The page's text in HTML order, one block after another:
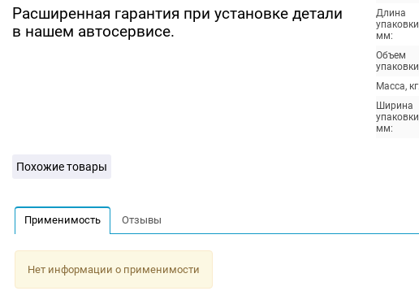
Расширенная гарантия при установке детали
в нашем автосервисе.
Длина
мм:
Объем
Масса, кг:
Ширина
мм:
Похожие товары
Применимость Отзывы
Нет информации о применимости